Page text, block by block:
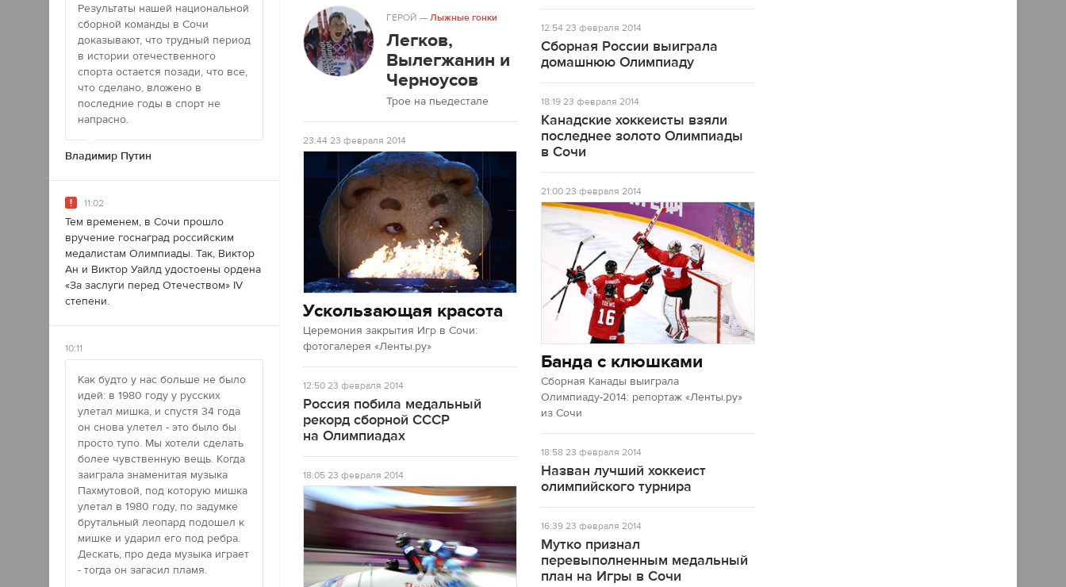
Результаты нашей национальной
сборной команды в Сочи
доказывают, что трудный период
в истории отечественного
спорта остается позади, что все,
что сделано, вложено в
последние годы в спорт не
напрасно.
Владимир Путин
11:02
Тем временем, в Сочи прошло
вручение госнаград российским
медалистам Олимпиады. Так, Виктор
Ан и Виктор Уайлд удостоены ордена
«За заслуги перед Отечеством» IV
степени.
10:11
Как будто у нас больше не было
идей: в 1980 году у русских
улетал мишка, и спустя 34 года
он снова улетел - это было бы
просто тупо. Мы хотели сделать
более чувственную вещь. Когда
заиграла знаменитая музыка
Пахмутовой, под которую мишка
улетал в 1980 году, по задумке
брутальный леопард подошел к
мишке и ударил его под ребра.
Дескать, про деда музыка играет
- тогда он загасил пламя.
ГЕРОЙ —Лыжные гонки
Легков,
Вылегжанин и
Черноусов
Трое на пьедестале
23:4423 февраля 2014
Ускользающая красота
Церемония закрытия Игр в Сочи:
фотогалерея «Ленты.ру»
12:5023 февраля 2014
Россия побила медальный
рекорд сборной СССР
на Олимпиадах
18:0523 февраля 2014
12:5423 февраля 2014
Сборная России выиграла
домашнюю Олимпиаду
18:1923 февраля 2014
Канадские хоккеисты взяли
последнее золото Олимпиады
в Сочи
21:0023 февраля 2014
Банда с клюшками
Сборная Канады выиграла
Олимпиаду-2014: репортаж «Ленты.ру»
из Сочи
18:5823 февраля 2014
Назван лучший хоккеист
олимпийского турнира
16:3923 февраля 2014
Мутко признал
перевыполненным медальный
план на Игры в Сочи